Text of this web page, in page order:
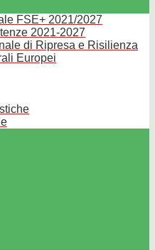
FSE+ 2021/2027
2021-2027
di Ripresa e Risilienza
Europei